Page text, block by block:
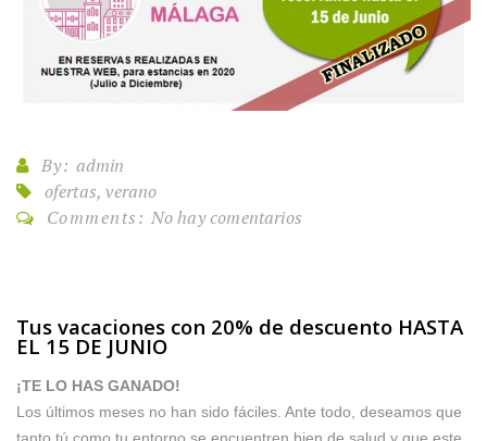
By: admin
ofertas, verano
Comments: No hay comentarios
Tus vacaciones con 20% de descuento HASTA
EL 15 DE JUNIO
¡TE LO HAS GANADO!
Los últimos meses no han sido fáciles. Ante todo, deseamos que